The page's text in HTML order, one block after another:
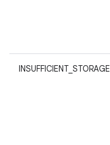
INSUFFICIENT_STORAGE